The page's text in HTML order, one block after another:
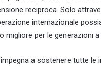
reciproca. Solo
internazionale
migliore per le generazioni a
a sostenere tutte le